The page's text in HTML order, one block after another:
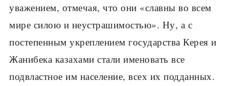
уважением, отмечая, что они «славны во всем
мире силою и неустрашимостью». Ну, а с
постепенным укреплением государства Керея и
Жанибека казахами стали именовать все
подвластное им население, всех их подданных.